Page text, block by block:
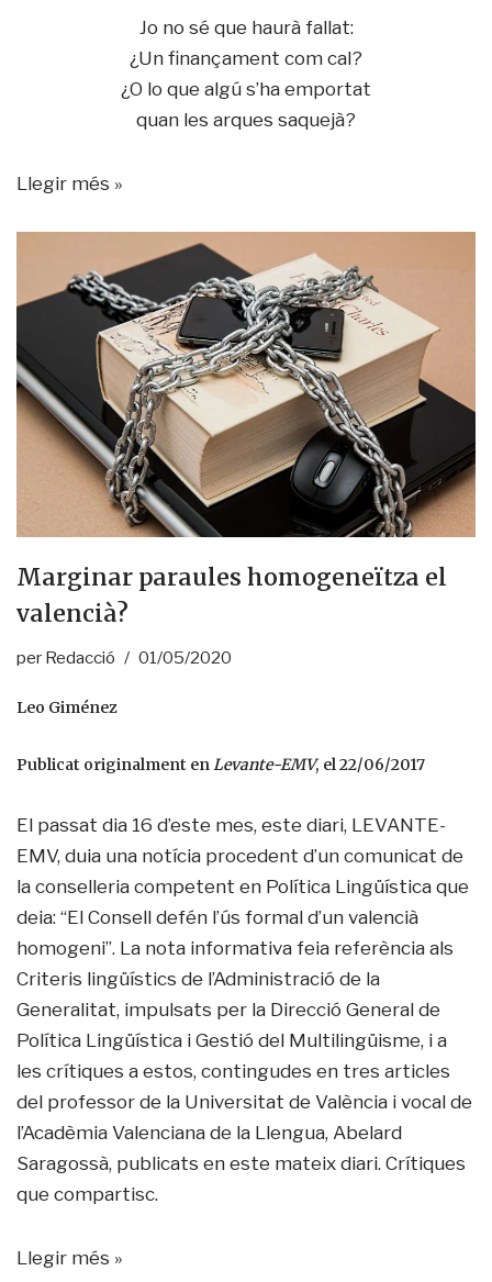
Jo no sé que haurà fallat:
¿Un finançament com cal?
¿O lo que algú s’ha emportat
quan les arques saquejà?
Llegir més »
Marginar paraules homogeneïtza el
valencià?
per Redacció 01/05/2020
Leo Giménez
Publicat originalment enLevante-EMV, el 22/06/2017
El passat dia 16 d’este mes, este diari, LEVANTE-
EMV, duia una notícia procedent d’un comunicat de
la conselleria competent en Política Lingüística que
deia: “El Consell defén l’ús formal d’un valencià
homogeni”. La nota informativa feia referència als
Criteris lingüístics de l’Administració de la
Generalitat, impulsats per la Direcció General de
Política Lingüística i Gestió del Multilingüisme, i a
les crítiques a estos, contingudes en tres articles
del professor de la Universitat de València i vocal de
l’Acadèmia Valenciana de la Llengua, Abelard
Saragossà, publicats en este mateix diari. Crítiques
que compartisc.
Llegir més »